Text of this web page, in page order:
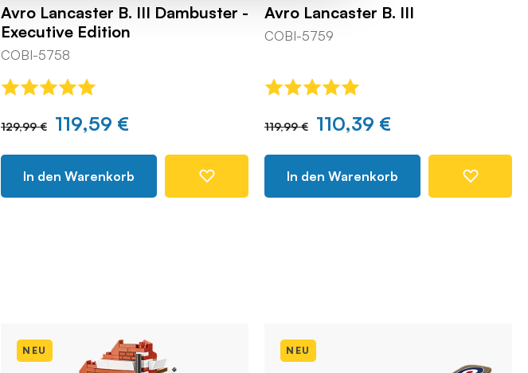
Avro Lancaster B. III Dambuster -
Executive Edition
COBI-5758
129,99 € 119,59 €
In den Warenkorb
Avro Lancaster B. III
COBI-5759
119,99 € 110,39 €
In den Warenkorb
NEU NEU